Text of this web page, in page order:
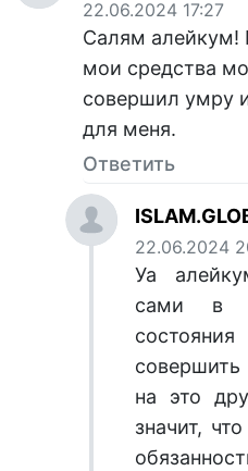
22.06.2024 17:27
Салям алейкум!
мои средства
совершил умру
для меня.
Ответить
22.06.2024
Уа
сами в
на это
значит,